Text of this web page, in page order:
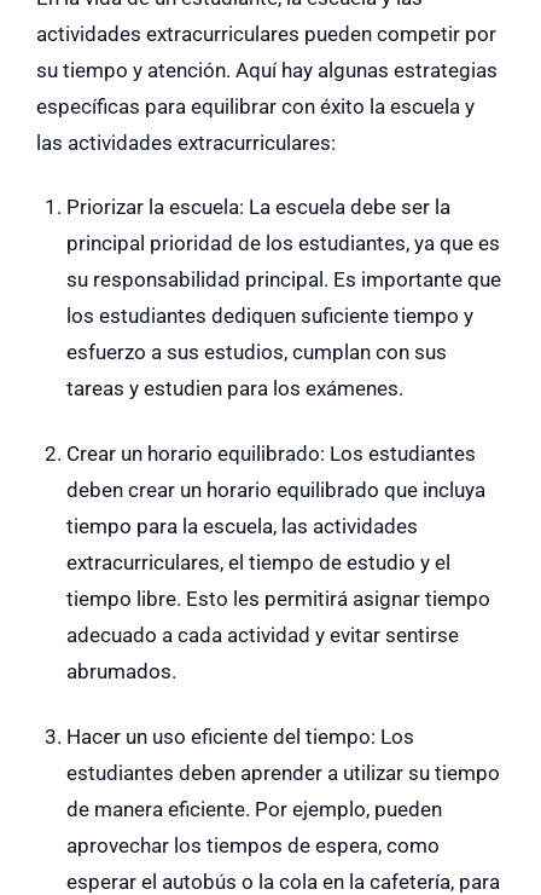
actividades extracurriculares pueden competir por
su tiempo y atención. Aquí hay algunas estrategias
específicas para equilibrar con éxito la escuela y
las actividades extracurriculares:
Priorizar la escuela: La escuela debe ser la
principal prioridad de los estudiantes, ya que es
su responsabilidad principal. Es importante que
los estudiantes dediquen suficiente tiempo y
esfuerzo a sus estudios, cumplan con sus
tareas y estudien para los exámenes.
Crear un horario equilibrado: Los estudiantes
deben crear un horario equilibrado que incluya
tiempo para la escuela, las actividades
extracurriculares, el tiempo de estudio y el
tiempo libre. Esto les permitirá asignar tiempo
adecuado a cada actividad y evitar sentirse
abrumados.
Hacer un uso eficiente del tiempo: Los
estudiantes deben aprender a utilizar su tiempo
de manera eficiente. Por ejemplo, pueden
aprovechar los tiempos de espera, como
esperar el autobús o la cola en la cafetería, para